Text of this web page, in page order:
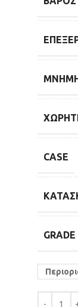
ΜΝΉΜΗ
CASE
GRADE